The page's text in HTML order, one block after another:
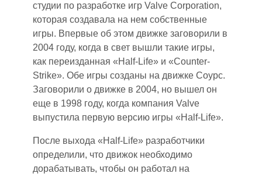
студии по разработке игр Valve Corporation,
которая создавала на нем собственные
игры. Впервые об этом движке заговорили в
2004 году, когда в свет вышли такие игры,
как переизданная «Half-Life» и «Counter-
Strike». Обе игры созданы на движке Соурс.
Заговорили о движке в 2004, но вышел он
еще в 1998 году, когда компания Valve
выпустила первую версию игры «Half-Life».
После выхода «Half-Life» разработчики
определили, что движок необходимо
дорабатывать, чтобы он работал на